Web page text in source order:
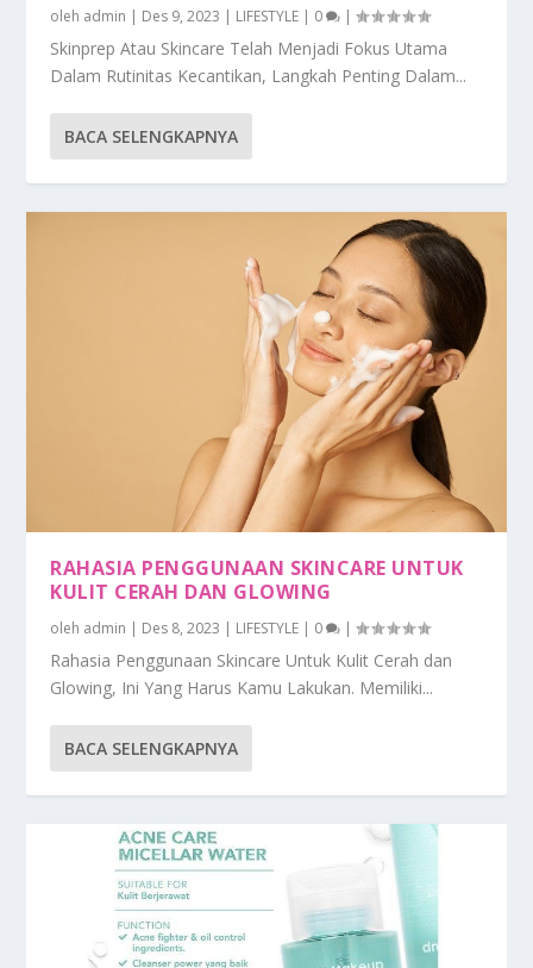
oleh admin | Des 9, 2023 | LIFESTYLE | 0 |
Skinprep Atau Skincare Telah Menjadi Fokus Utama
Dalam Rutinitas Kecantikan, Langkah Penting Dalam...
BACA SELENGKAPNYA
RAHASIA PENGGUNAAN SKINCARE UNTUK
KULIT CERAH DAN GLOWING
oleh admin | Des 8, 2023 | LIFESTYLE | 0 |
Rahasia Penggunaan Skincare Untuk Kulit Cerah dan
Glowing, Ini Yang Harus Kamu Lakukan. Memiliki...
BACA SELENGKAPNYA